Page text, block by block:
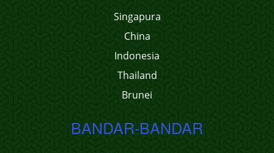
Singapura
China
Indonesia
Thailand
Brunei
BANDAR-BANDAR